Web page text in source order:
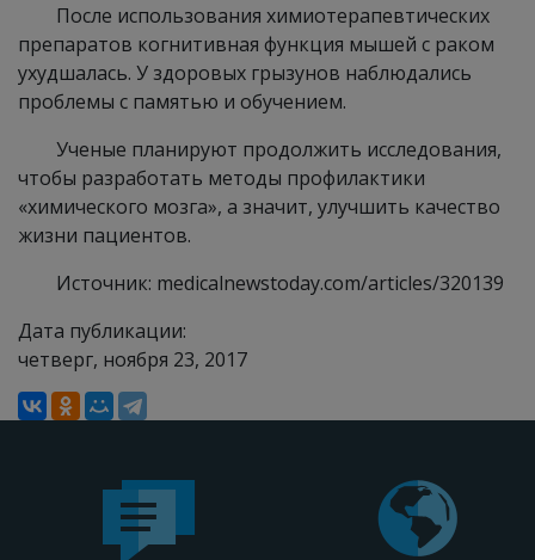
После использования химиотерапевтических
препаратов когнитивная функция мышей с раком
ухудшалась. У здоровых грызунов наблюдались
проблемы с памятью и обучением.
Ученые планируют продолжить исследования,
чтобы разработать методы профилактики
«химического мозга», а значит, улучшить качество
жизни пациентов.
Источник: medicalnewstoday.com/articles/320139
Дата публикации:
четверг, ноября 23, 2017